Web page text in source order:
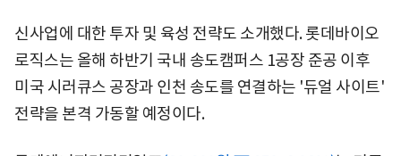
신사업에 대한 투자 및 육성 전략도 소개했다. 롯데바이오
로직스는 올해 하반기 국내 송도캠퍼스 1공장 준공 이후
미국 시러큐스 공장과 인천 송도를 연결하는 '듀얼 사이트'
전략을 본격 가동할 예정이다.